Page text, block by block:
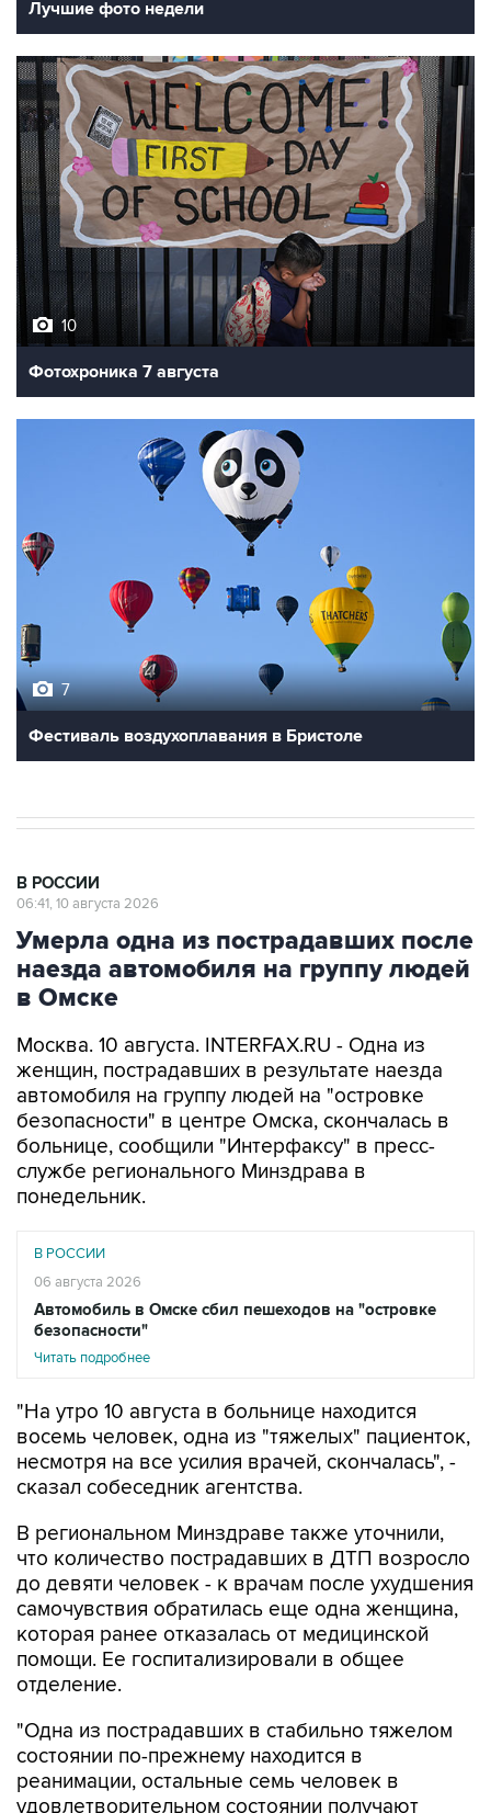
Лучшие фото недели
10
Фотохроника 7 августа
7
Фестиваль воздухоплавания в Бристоле
В РОССИИ
06:41, 10 августа 2026
Умерла одна из пострадавших после
наезда автомобиля на группу людей
в Омске
Москва. 10 августа. INTERFAX.RU - Одна из
женщин, пострадавших в результате наезда
автомобиля на группу людей на "островке
безопасности" в центре Омска, скончалась в
больнице, сообщили "Интерфаксу" в пресс-
службе регионального Минздрава в
понедельник.
В РОССИИ
06 августа 2026
Автомобиль в Омске сбил пешеходов на "островке
безопасности"
Читать подробнее
"На утро 10 августа в больнице находится
восемь человек, одна из "тяжелых" пациенток,
несмотря на все усилия врачей, скончалась", -
сказал собеседник агентства.
В региональном Минздраве также уточнили,
что количество пострадавших в ДТП возросло
до девяти человек - к врачам после ухудшения
самочувствия обратилась еще одна женщина,
которая ранее отказалась от медицинской
помощи. Ее госпитализировали в общее
отделение.
"Одна из пострадавших в стабильно тяжелом
состоянии по-прежнему находится в
реанимации, остальные семь человек в
удовлетворительном состоянии получают